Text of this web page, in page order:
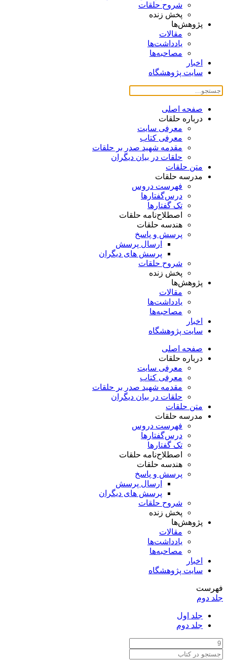
شروح حلقات
پخش زنده
پژوهش‌ها
مقالات
یادداشت‌ها
مصاحبه‌ها
اخبار
سایت پژوهشگاه
صفحه اصلی
درباره حلقات
معرفی سایت
معرفی کتاب
مقدمه شهید صدر بر حلقات
حلقات در بیان دیگران
متن حلقات
مدرسه حلقات
فهرست دروس
درس‌گفتار‌ها
تک گفتارها
اصطلاح‌نامه حلقات
هندسه حلقات
پرسش و پاسخ
ارسال پرسش
پرسش های دیگران
شروح حلقات
پخش زنده
پژوهش‌ها
مقالات
یادداشت‌ها
مصاحبه‌ها
اخبار
سایت پژوهشگاه
صفحه اصلی
درباره حلقات
معرفی سایت
معرفی کتاب
مقدمه شهید صدر بر حلقات
حلقات در بیان دیگران
متن حلقات
مدرسه حلقات
فهرست دروس
درس‌گفتار‌ها
تک گفتارها
اصطلاح‌نامه حلقات
هندسه حلقات
پرسش و پاسخ
ارسال پرسش
پرسش های دیگران
شروح حلقات
پخش زنده
پژوهش‌ها
مقالات
یادداشت‌ها
مصاحبه‌ها
اخبار
سایت پژوهشگاه
فهرست
جلد دوم
جلد اول
جلد دوم